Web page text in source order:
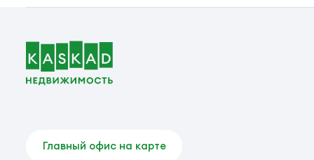
Главный офис на карте